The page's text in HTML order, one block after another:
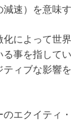
速）を意味す
によって世
る事を指して
ィブな影響
エクイティ